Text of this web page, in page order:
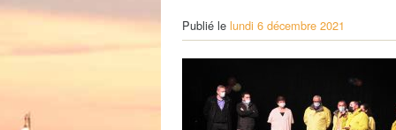
Pharmacies de garde
Publié le lundi 6 décembre 2021